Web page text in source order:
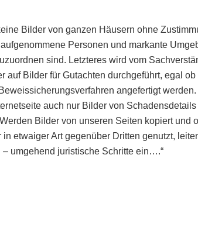
Bilder von ganzen Häusern ohne
Personen und markante
sind. Letzteres wird vom
auf Bilder für Gutachten durchgeführt, egal ob
angefertigt werden.
auch nur Bilder von Schadensdetails
Bilder von unseren Seiten kopiert und
etwaiger Art gegenüber Dritten genutzt,
umgehend juristische Schritte ein….“